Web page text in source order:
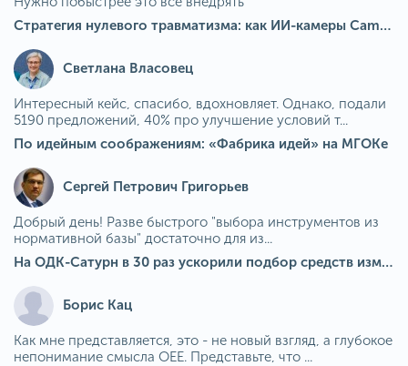
Стратегия нулевого травматизма: как ИИ-камеры Camkord снижают риск наезда на пешехода при работе на погрузчике
Светлана Власовец
Интересный кейс, спасибо, вдохновляет. Однако, подали
5190 предложений, 40% про улучшение условий т...
По идейным соображениям: «Фабрика идей» на МГОКе
Сергей Петрович Григорьев
Добрый день! Разве быстрого "выбора инструментов из
нормативной базы" достаточно для из...
На ОДК-Сатурн в 30 раз ускорили подбор средств измерения для контроля качества продукции
Борис Кац
Как мне представляется, это - не новый взгляд, а глубокое
непонимание смысла OEE. Представьте, что ...